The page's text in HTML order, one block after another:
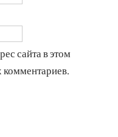
сайта в этом